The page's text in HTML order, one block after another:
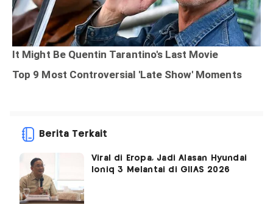
Berita Terkait
Viral di Eropa, Jadi Alasan Hyundai
Ioniq 3 Melantai di GIIAS 2026